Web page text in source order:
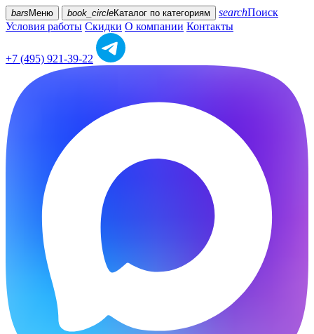
bars Меню book_circleКаталог по категориям searchПоиск
Условия работы Скидки О компании Контакты
+7 (495) 921-39-22